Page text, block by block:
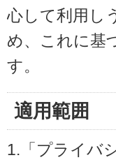
心して利用し
め、これに基
す。
適用範囲
1.「プライバ